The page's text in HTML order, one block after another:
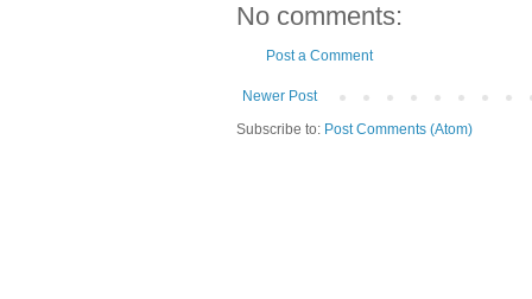
No comments:
Post a Comment
Newer Post
Subscribe to: Post Comments (Atom)